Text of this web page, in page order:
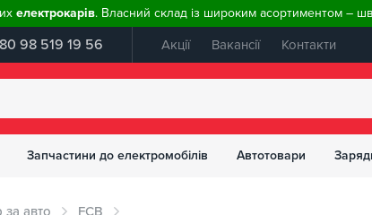
електрокарів. Власний склад із широким асортиментом –
98 519 19 56 Акції Вакансії Контакти
Запчастини до електромобілів Автотовари
за авто FCB